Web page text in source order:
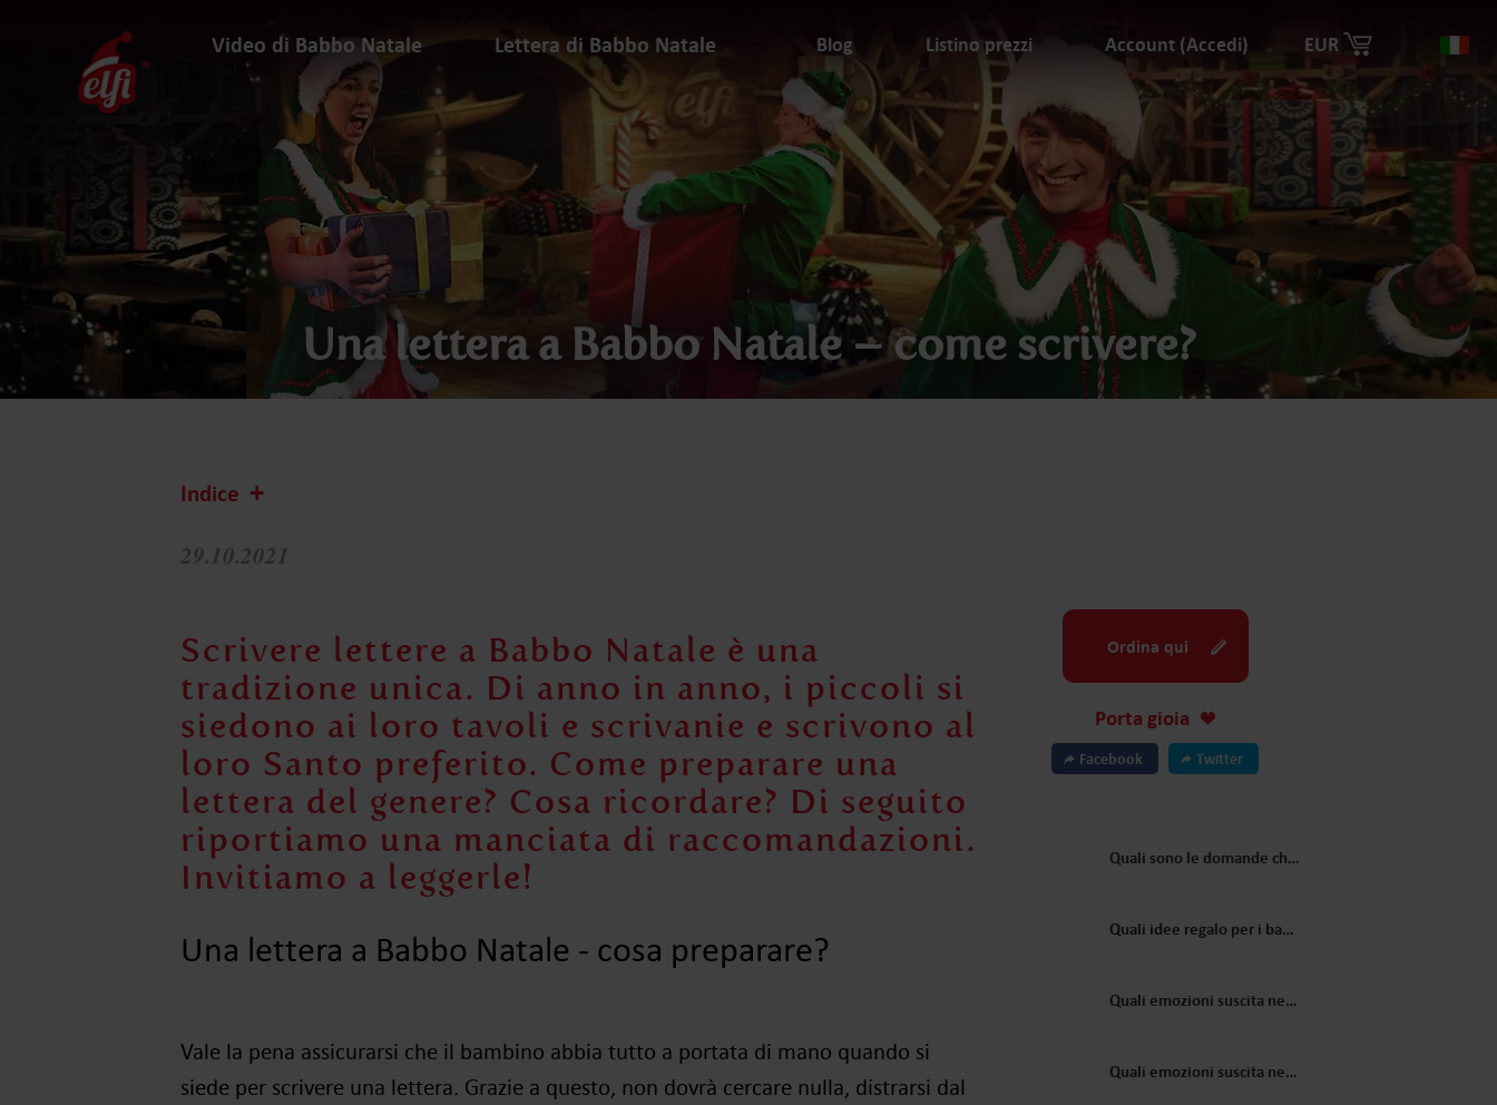
Video di Babbo Natale Lettera di Babbo Natale Blog Listino prezzi Account (Accedi) EUR
Una lettera a Babbo Natale – come scrivere?
Indice
29.10.2021
Scrivere lettere a Babbo Natale è una
tradizione unica. Di anno in anno, i piccoli si
siedono ai loro tavoli e scrivanie e scrivono al
loro Santo preferito. Come preparare una
lettera del genere? Cosa ricordare? Di seguito
riportiamo una manciata di raccomandazioni.
Invitiamo a leggerle!
Una lettera a Babbo Natale ‒ cosa preparare?
Vale la pena assicurarsi che il bambino abbia tutto a portata di mano quando si
siede per scrivere una lettera. Grazie a questo, non dovrà cercare nulla, distrarsi dal
Ordina qui
Porta gioia
Facebook Twitter
Quali sono le domande che i bambini pongono più spesso a Babbo Natale?
Quali idee regalo per i bambini proporrebbe Babbo Natale?
Quali emozioni suscita nei bambini un video personalizzato da Babbo Natale?
Quali emozioni suscita nei bambini un video personalizzato da Babbo Natale?